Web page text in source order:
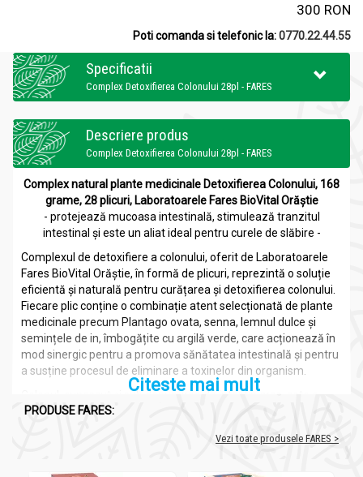
300 RON
Poti comanda si telefonic la:0770.22.44.55
Specificatii
Complex Detoxifierea Colonului 28pl - FARES
Descriere produs
Complex Detoxifierea Colonului 28pl - FARES
Complex natural plante medicinale Detoxifierea Colonului, 168
grame, 28 plicuri, Laboratoarele Fares BioVital Orăștie
- protejează mucoasa intestinală, stimulează tranzitul
intestinal și este un aliat ideal pentru curele de slăbire -
Complexul de detoxifiere a colonului, oferit de Laboratoarele
Fares BioVital Orăștie, în formă de plicuri, reprezintă o soluție
eficientă și naturală pentru curățarea și detoxifierea colonului.
Fiecare plic conține o combinație atent selecționată de plante
medicinale precum Plantago ovata, senna, lemnul dulce și
semințele de in, îmbogățite cu argilă verde, care acționează în
mod sinergic pentru a promova sănătatea intestinală și pentru
a susține procesul de eliminare a toxinelor din organism.
Colonul, cunoscut și sub denumirea de intestin gros, este o
parte esențială a sistemului digestiv uman, având rolul de a
a elimina deșeurile și toxinele din corp. Afectiunile colonului,
Citeste mai mult
PRODUSE FARES:
Vezi toate produsele FARES >